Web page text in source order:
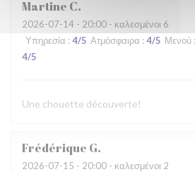
Martine C
2026-07-14 - 20:00 - καλεσμένοι 6
Υπηρεσία : 4/5 Ατμόσφαιρα : 4/5 Μενού :
4/5
Une chouette découverte!
Frédérique G
2026-07-15 - 20:00 - καλεσμένοι 2